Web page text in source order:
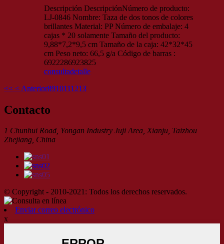
Descripción DescripciónNúmero de producto:
LJ-0846 Nombre: Taza de dos tonos de colores
brillantes Material: PP Número de embalaje: 4
cajas * 20 solamente Tamaño del producto:
9,88*7,2*9,5 cm Tamaño de la caja: 42*32*45
cm Peso neto: 66,5 g/a Código de barras :
6922286923825
consultadetalle
<< < Anterior8910111213
Contacto
1 Chunhui Road, Yongan Industry Juji Area, Xianju, Taizhou
Zhejiang, China
© Copyright - 2010-2021: Todos los derechos reservados.
Enviar correo electrónico
x